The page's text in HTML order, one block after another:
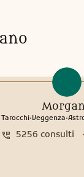
Tarocchi.Veggenza.
5256 consulti